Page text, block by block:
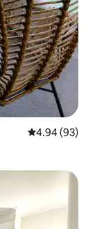
औसत रेटिंग 5 में
4.94 (93)